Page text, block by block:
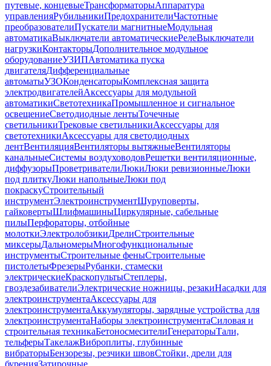
путевые, концевыеТрансформаторыАппаратура
управленияРубильникиПредохранителиЧастотные
преобразователиПускатели магнитныеМодульная
автоматикаВыключатели автоматическиеРелеВыключатели
нагрузкиКонтакторыДополнительное модульное
оборудованиеУЗИПАвтоматика пуска
двигателяДифференциальные
автоматыУЗОКонденсаторыКомплексная защита
электродвигателейАксессуары для модульной
автоматикиСветотехникаПромышленное и сигнальное
освещениеСветодиодные лентыТочечные
светильникиТрековые светильникиАксессуары для
светотехникиАксессуары для светодиодных
лентВентиляцияВентиляторы вытяжныеВентиляторы
канальныеСистемы воздуховодовРешетки вентиляционные,
диффузорыПроветривателиЛюкиЛюки ревизионныеЛюки
под плиткуЛюки напольныеЛюки под
покраскуСтроительный
инструментЭлектроинструментШуруповерты,
гайковертыШлифмашиныЦиркулярные, сабельные
пилыПерфораторы, отбойные
молоткиЭлектролобзикиДрелиСтроительные
миксерыДальномерыМногофункциональные
инструментыСтроительные феныСтроительные
пистолетыФрезерыРубанки, стамески
электрическиеКраскопультыСтеплеры,
гвоздезабивателиЭлектрические ножницы, резакиНасадки для
электроинструментаАксессуары для
электроинструментаАккумуляторы, зарядные устройства для
электроинструментаНаборы электроинструментаСиловая и
строительная техникаБетоносмесителиГенераторыТали,
тельферыТакелажВиброплиты, глубинные
вибраторыБензорезы, резчики швовСтойки, дрели для
буренияЗатирочные